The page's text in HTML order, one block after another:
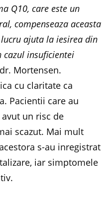
Q10, care este un
compenseaza aceasta
ajuta la iesirea din
cazul insuficientei
Mortensen.
cu claritate ca
Pacientii care au
un risc de
scazut. Mai mult
s-au inregistrat
iar simptomele